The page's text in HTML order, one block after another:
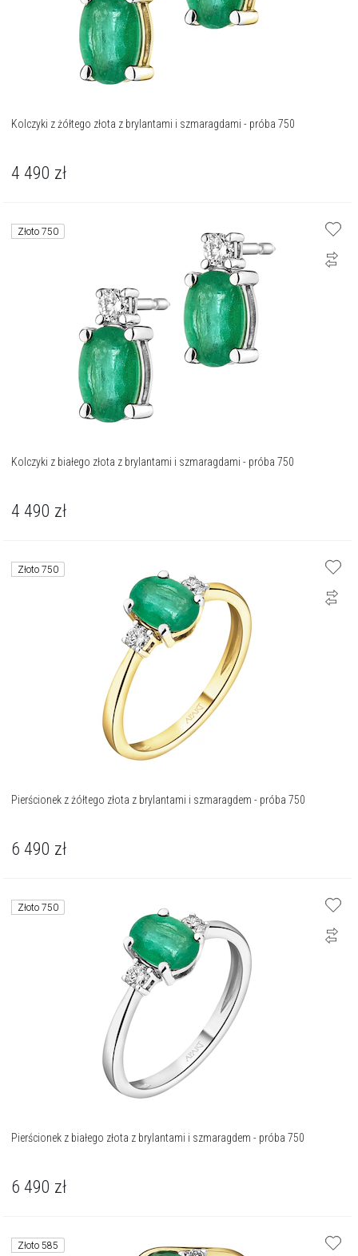
Kolczyki z żółtego złota z brylantami i szmaragdami - próba 750
4 490 zł
Złoto 750
Kolczyki z białego złota z brylantami i szmaragdami - próba 750
4 490 zł
Złoto 750
Pierścionek z żółtego złota z brylantami i szmaragdem - próba 750
6 490 zł
Złoto 750
Pierścionek z białego złota z brylantami i szmaragdem - próba 750
6 490 zł
Złoto 585